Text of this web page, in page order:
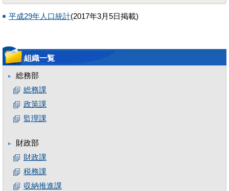
平成29年人口統計(2017年3月5日掲載)
組織一覧
総務部
総務課
政策課
監理課
財政部
財政課
税務課
収納推進課